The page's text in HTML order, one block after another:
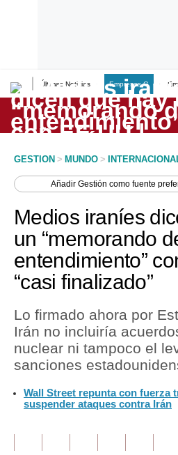
Últimas Noticias Empresas G
Lo último
Peru Quiosco
Economía
Mercados
Perú
Política
Tu Dinero
Finanzas Personales
Inmobiliarias
Opinión
GESTION > MUNDO >
AñadirGestión como fuente
Medios iraníes
un “memorando
entendimiento”
“casi finalizado”
Lo firmado ahora por
Irán no incluiría
nuclear ni tampoco el
sanciones
Wall Street repunta con fuerza
suspender ataques contra Irán